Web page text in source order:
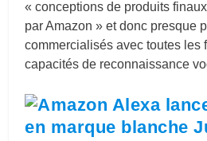
« conceptions de produits
par Amazon » et donc presque
commercialisés avec toutes les
capacités de reconnaissance